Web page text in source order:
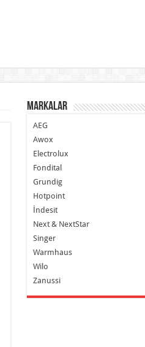
Markalar
AEG
Awox
Electrolux
Fondital
Grundig
Hotpoint
İndesit
Next & NextStar
Singer
Warmhaus
Wilo
Zanussi